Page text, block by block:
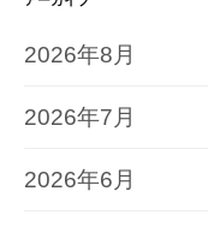
2026年8月
2026年7月
2026年6月